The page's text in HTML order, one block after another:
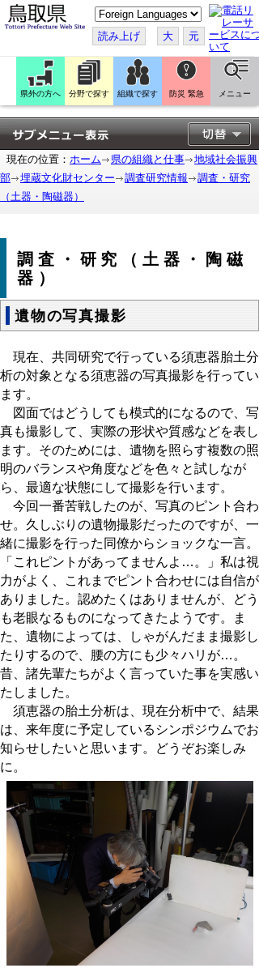
こ
の
ペ
ー
ジ
翻
訳
す
る
読み上げ 大 元
県外の方へ 分野で探す 組織で探す 防災 緊急 メニュー
現在の位置： ホーム 県の組織と仕事
地域社会振興
部
埋蔵文化財センター 調査研究情報
調査・研究
（土器・陶磁器）
調査・研究（土器・陶磁
器）
遺物の写真撮影
現在、共同研究で行っている須恵器胎土分
析の対象となる須恵器の写真撮影を行ってい
ます。
図面ではどうしても模式的になるので、写
真も撮影して、実際の形状や質感などを表し
ます。そのためには、遺物を照らす複数の照
明のバランスや角度などを色々と試しなが
ら、最適な状態にして撮影を行います。
今回一番苦戦したのが、写真のピント合わ
せ。久しぶりの遺物撮影だったのですが、一
緒に撮影を行った同僚からショックな一言。
「これピントがあってませんよ…。」私は視
力がよく、これまでピント合わせには自信が
ありました。認めたくはありませんが、どう
も老眼なるものになってきたようです。ま
た、遺物によっては、しゃがんだまま撮影し
たりするので、腰の方にも少々ハリが…。
昔、諸先輩たちがよく言っていた事を実感い
たしました。
須恵器の胎土分析は、現在分析中で、結果
は、来年度に予定しているシンポジウムでお
知らせしたいと思います。どうぞお楽しみ
に。